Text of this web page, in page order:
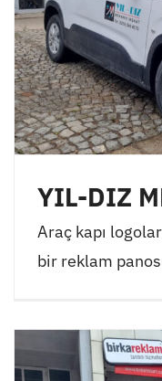
YIL-DIZ
Araç kapı
bir reklam